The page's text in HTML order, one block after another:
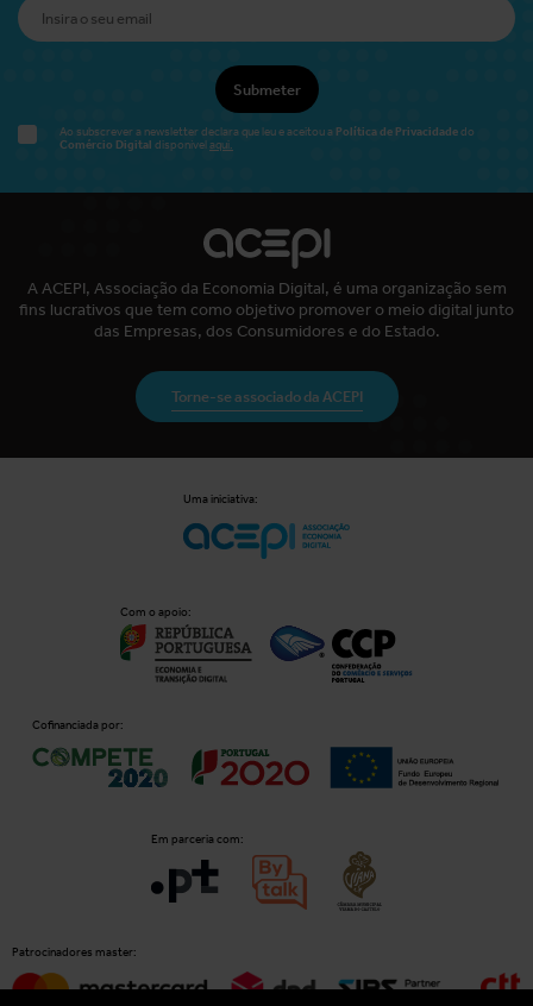
Submeter
Ao subscrever a newsletter declara que leu e aceitou a Política de Privacidadedo
Comércio Digital disponível aqui.
A ACEPI, Associação da Economia Digital, é uma organização sem
fins lucrativos que tem como objetivo promover o meio digital junto
das Empresas, dos Consumidores e do Estado.
Torne-se associado da ACEPI
Uma iniciativa:
Com o apoio:
Cofinanciada por:
Em parceria com:
Patrocinadores master: